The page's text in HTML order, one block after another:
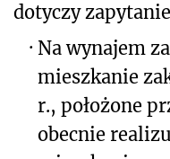
dotyczy
· Na wynajem
mieszkanie
r., położone
obecnie